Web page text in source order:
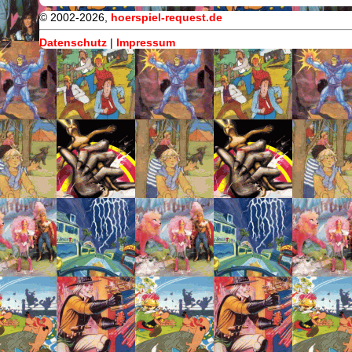
© 2002-2026, hoerspiel-request.de
Datenschutz | Impressum